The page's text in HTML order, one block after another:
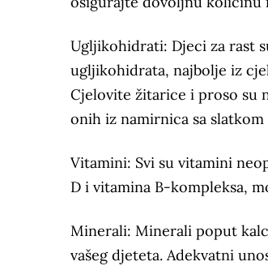
Ugljikohidrati: Djeci za rast
ugljikohidrata, najbolje iz
Cjelovite žitarice i proso su
onih iz namirnica sa
Vitamini: Svi su vitamini
D i vitamina B-kompleksa,
Minerali: Minerali poput
vašeg djeteta. Adekvatni